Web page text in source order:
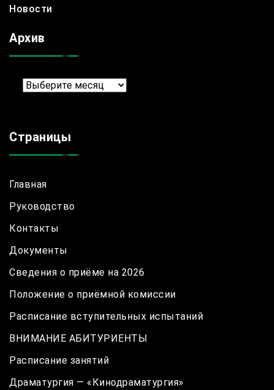
Новости
Архив
Архив
Страницы
Главная
Руководство
Контакты
Документы
Сведения о приёме на 2026
Положение о приёмной комиссии
Расписание вступительных испытаний
ВНИМАНИЕ АБИТУРИЕНТЫ
Расписание занятий
Драматургия — «Кинодраматургия»